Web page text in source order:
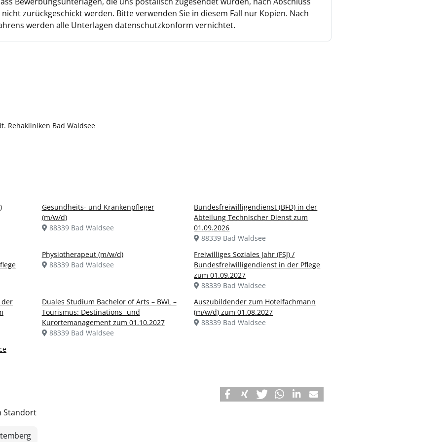
zurückgeschickt werden. Bitte verwenden Sie in diesem Fall nur Kopien. Nach
werden alle Unterlagen datenschutzkonform vernichtet.
Rehakliniken Bad Waldsee
Gesundheits- und Krankenpfleger
(m/w/d)
88339 Bad Waldsee
Bundesfreiwilligendienst (BFD) in der
Abteilung Technischer Dienst zum
01.09.2026
88339 Bad Waldsee
Physiotherapeut (m/w/d)
88339 Bad Waldsee
Freiwilliges Soziales Jahr (FSJ) /
Bundesfreiwilligendienst in der Pflege
zum 01.09.2027
88339 Bad Waldsee
der
Duales Studium Bachelor of Arts – BWL –
Tourismus: Destinations- und
Kurortemanagement zum 01.10.2027
88339 Bad Waldsee
Auszubildender zum Hotelfachmann
(m/w/d) zum 01.08.2027
88339 Bad Waldsee
Standort